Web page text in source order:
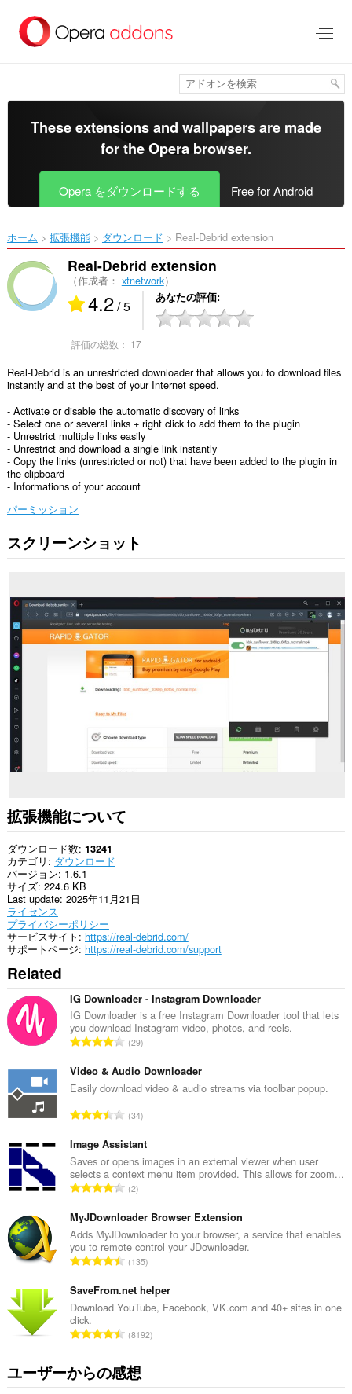
メ
ツ
移
These extensions and wallpapers are made
for theOpera browser.
Opera をダウンロードする Free for Android
ホーム 拡張機能 ダウンロード Real-Debrid extension‎
Real-Debrid extension
（作成者： xtnetwork）
4.2/ 5 あなたの評価
評価の総数： 17
Real-Debrid is an unrestricted downloader that allows you to download files
instantly and at the best of your Internet speed.
- Activate or disable the automatic discovery of links
- Select one or several links + right click to add them to the plugin
- Unrestrict multiple links easily
- Unrestrict and download a single link instantly
- Copy the links (unrestricted or not) that have been added to the plugin in
the clipboard
- Informations of your account
パーミッション
こ
の
能
は、
す
べ
て
の
サ
イ
ト
の
デ
ー
タ
に
セ
ス
可
能
で
す。
This
extension
can
write
data
into
the
clipboard.
This
extension
can
create
notifications
and
display
to
in
system
tray.
の
拡
張
機
タ
ブ
お
ラ
ウ
スクリーンショット
拡張機能について
ダウンロード数 13241
カテゴリ
ダウンロード
バージョン 1.6.1
サイズ 224.6 KB
Last update 2025年11月21日
ライセンス
プライバシーポリシー
サービスサイト https://real-debrid.com/
サポートページ https://real-debrid.com/support
Related
IG Downloader - Instagram Downloader
IG Downloader is a free Instagram Downloader tool that lets
you download Instagram video, photos, and reels.
評
の
総
：
29
Video & Audio Downloader
Easily download video & audio streams via toolbar popup.
評
の
総
数
：
34
Image Assistant
Saves or opens images in an external viewer when user
selects a context menu item provided. This allows for zoom...
評
の
総
数
：
2
MyJDownloader Browser Extension
Adds MyJDownloader to your browser, a service that enables
you to remote control your JDownloader.
評
の
総
：
135
SaveFrom.net helper
Download YouTube, Facebook, VK.com and 40+ sites in one
click.
評
の
総
8192
ユーザーからの感想